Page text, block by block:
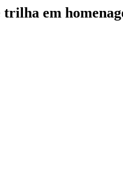
trilha em